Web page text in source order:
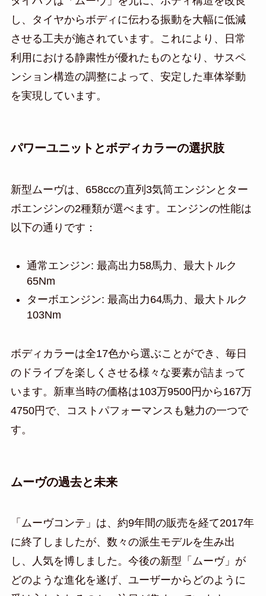
し、タイヤからボディに伝わる振動を大幅に低減
させる工夫が施されています。これにより、日常
利用における静粛性が優れたものとなり、サスペ
ンション構造の調整によって、安定した車体挙動
を実現しています。
パワーユニットとボディカラーの選択肢
新型ムーヴは、658ccの直列3気筒エンジンとター
ボエンジンの2種類が選べます。エンジンの性能は
以下の通りです：
通常エンジン: 最高出力58馬力、最大トルク
65Nm
ターボエンジン: 最高出力64馬力、最大トルク
103Nm
ボディカラーは全17色から選ぶことができ、毎日
のドライブを楽しくさせる様々な要素が詰まって
います。新車当時の価格は103万9500円から167万
4750円で、コストパフォーマンスも魅力の一つで
す。
ムーヴの過去と未来
「ムーヴコンテ」は、約9年間の販売を経て2017年
に終了しましたが、数々の派生モデルを生み出
し、人気を博しました。今後の新型「ムーヴ」が
どのような進化を遂げ、ユーザーからどのように